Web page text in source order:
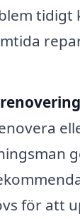
tidigt
för att